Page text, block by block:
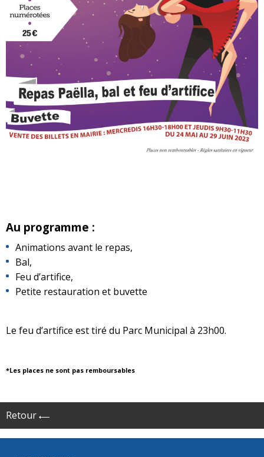
Au programme :
Animations avant le repas,
Bal,
Feu d’artifice,
Petite restauration et buvette
Le feu d’artifice est tiré du Parc Municipal à 23h00.
*Les places ne sont pas remboursables
Retour